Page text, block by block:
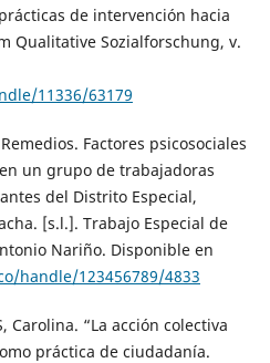
de intervención hacia
Qualitative Sozialforschung, v.
11336/63179
Factores psicosociales
un grupo de trabajadoras
del Distrito Especial,
[s.l.]. Trabajo Especial de
Nariño. Disponible en
handle/123456789/4833
Carolina. “La acción colectiva
práctica de ciudadanía.